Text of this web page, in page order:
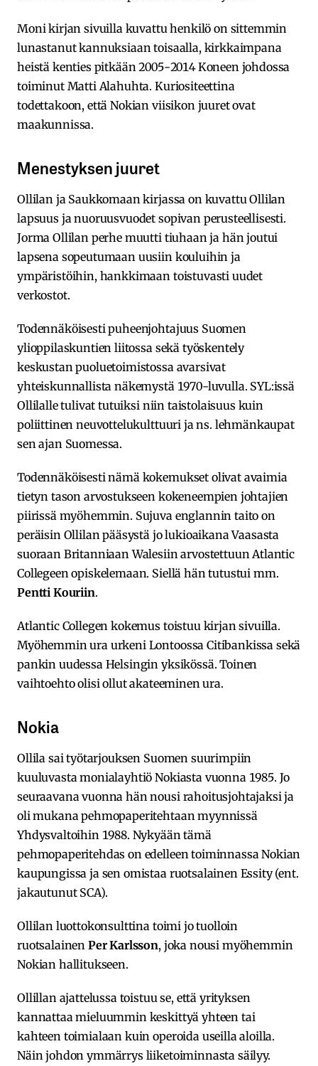
Moni kirjan sivuilla kuvattu henkilö on sittemmin
lunastanut kannuksiaan toisaalla, kirkkaimpana
heistä kenties pitkään 2005-2014 Koneen johdossa
toiminut Matti Alahuhta. Kuriositeettina
todettakoon, että Nokian viisikon juuret ovat
maakunnissa.
Menestyksen juuret
Ollilan ja Saukkomaan kirjassa on kuvattu Ollilan
lapsuus ja nuoruusvuodet sopivan perusteellisesti.
Jorma Ollilan perhe muutti tiuhaan ja hän joutui
lapsena sopeutumaan uusiin kouluihin ja
ympäristöihin, hankkimaan toistuvasti uudet
verkostot.
Todennäköisesti puheenjohtajuus Suomen
ylioppilaskuntien liitossa sekä työskentely
keskustan puoluetoimistossa avarsivat
yhteiskunnallista näkemystä 1970-luvulla. SYL:issä
Ollilalle tulivat tutuiksi niin taistolaisuus kuin
poliittinen neuvottelukulttuuri ja ns. lehmänkaupat
sen ajan Suomessa.
Todennäköisesti nämä kokemukset olivat avaimia
tietyn tason arvostukseen kokeneempien johtajien
piirissä myöhemmin. Sujuva englannin taito on
peräisin Ollilan pääsystä jo lukioaikana Vaasasta
suoraan Britanniaan Walesiin arvostettuun Atlantic
Collegeen opiskelemaan. Siellä hän tutustui mm.
Pentti Kouriin.
Atlantic Collegen kokemus toistuu kirjan sivuilla.
Myöhemmin ura urkeni Lontoossa Citibankissa sekä
pankin uudessa Helsingin yksikössä. Toinen
vaihtoehto olisi ollut akateeminen ura.
Nokia
Ollila sai työtarjouksen Suomen suurimpiin
kuuluvasta monialayhtiö Nokiasta vuonna 1985. Jo
seuraavana vuonna hän nousi rahoitusjohtajaksi ja
oli mukana pehmopaperitehtaan myynnissä
Yhdysvaltoihin 1988. Nykyään tämä
pehmopaperitehdas on edelleen toiminnassa Nokian
kaupungissa ja sen omistaa ruotsalainen Essity (ent.
jakautunut SCA).
Ollilan luottokonsulttina toimi jo tuolloin
ruotsalainen Per Karlsson, joka nousi myöhemmin
Nokian hallitukseen.
Ollillan ajattelussa toistuu se, että yrityksen
kannattaa mieluummin keskittyä yhteen tai
kahteen toimialaan kuin operoida useilla aloilla.
Näin johdon ymmärrys liiketoiminnasta säilyy.